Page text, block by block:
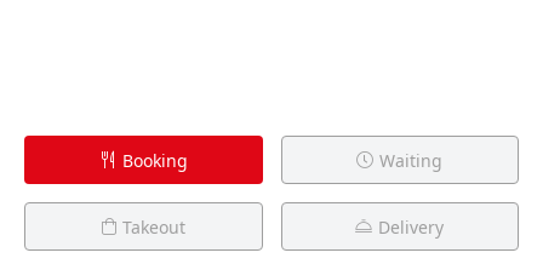
Booking Waiting
Takeout Delivery